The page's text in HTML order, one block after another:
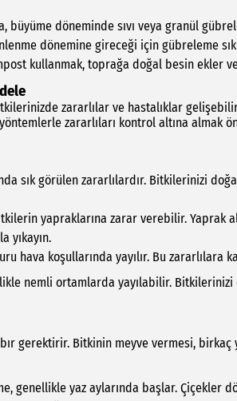
büyüme döneminde sıvı veya granül
dönemine gireceği için gübreleme
kullanmak, toprağa doğal besin ekler
zararlılar ve hastalıklar
zararlıları kontrol altına almak
sık görülen zararlılardır. Bitkilerinizi
yapraklarına zarar verebilir. Yaprak
yıkayın.
hava koşullarında yayılır. Bu
nemli ortamlarda yayılabilir.
gerektirir. Bitkinin meyve vermesi, birkaç
genellikle yaz aylarında başlar. Çiçekler